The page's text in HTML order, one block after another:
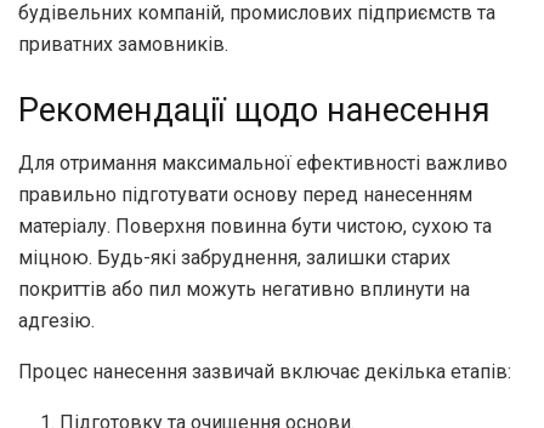
будівельних компаній, промислових підприємств та
приватних замовників.
Рекомендації щодо нанесення
Для отримання максимальної ефективності важливо
правильно підготувати основу перед нанесенням
матеріалу. Поверхня повинна бути чистою, сухою та
міцною. Будь-які забруднення, залишки старих
покриттів або пил можуть негативно вплинути на
адгезію.
Процес нанесення зазвичай включає декілька етапів:
Підготовку та очищення основи.